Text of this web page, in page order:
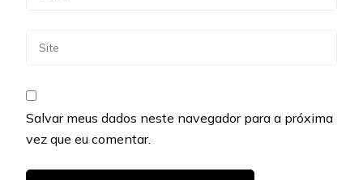
Salvar meus dados neste navegador para a próxima
vez que eu comentar.